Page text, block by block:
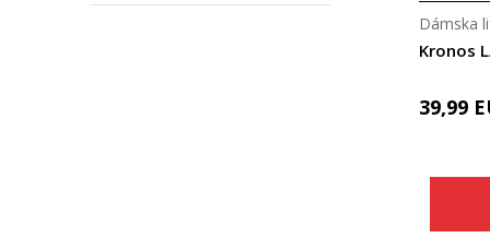
Kronos
Dámska
39,99